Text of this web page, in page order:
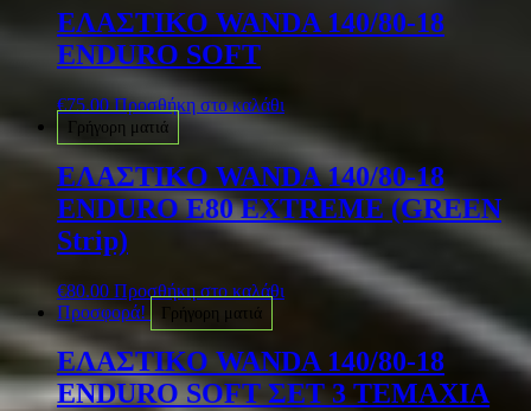
ΕΛΑΣΤΙΚΟ WANDA 140/80-18
ENDURO SOFT
€75.00 Προσθήκη στο καλάθι
Γρήγορη ματιά
ΕΛΑΣΤΙΚΟ WANDA 140/80-18
ENDURO E80 EXTREME (GREEN
Strip)
€80.00 Προσθήκη στο καλάθι
Προσφορά!
Γρήγορη ματιά
ΕΛΑΣΤΙΚΟ WANDA 140/80-18
ENDURO SOFT ΣΕΤ 3 ΤΕΜΑΧΙΑ